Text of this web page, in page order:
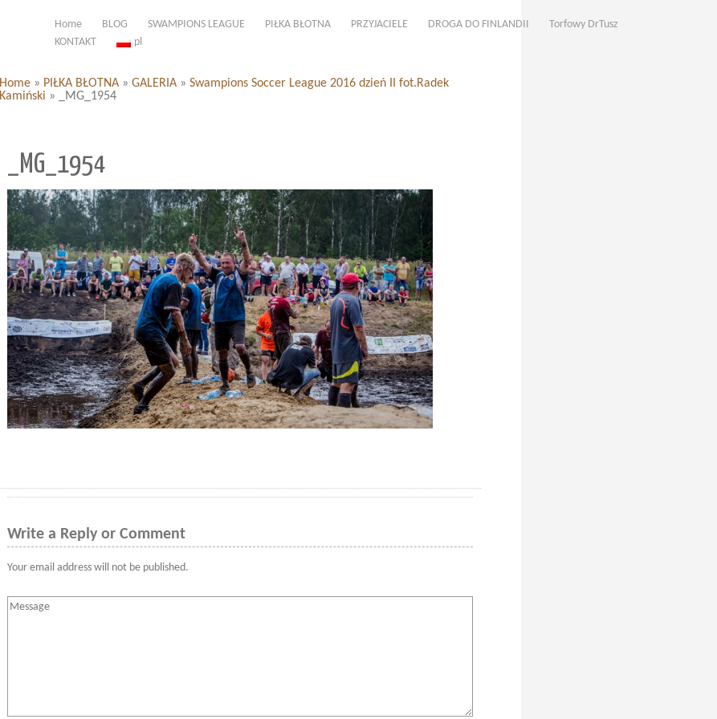
Home BLOG SWAMPIONS LEAGUE PIŁKA BŁOTNA PRZYJACIELE DROGA DO FINLANDII
Torfowy DrTusz
KONTAKT
pl
Home » PIŁKA BŁOTNA » GALERIA » Swampions Soccer League 2016 dzień II fot.Radek
Kamiński » _MG_1954
_MG_1954
Write a Reply or Comment
Your email address will not be published.